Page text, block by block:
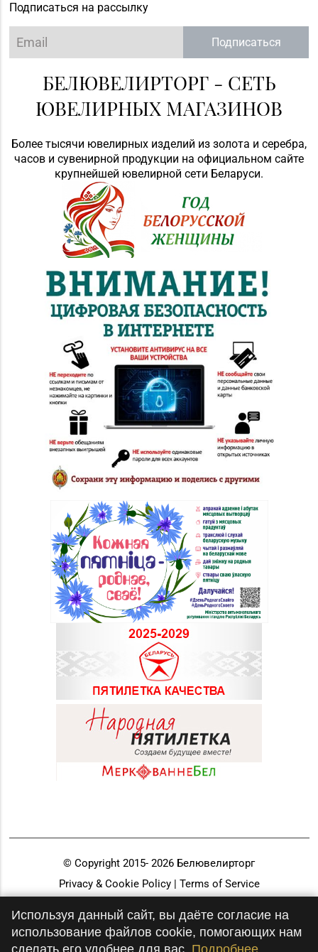
Подписаться на рассылку
Подписаться
БЕЛЮВЕЛИРТОРГ - СЕТЬ
ЮВЕЛИРНЫХ МАГАЗИНОВ
Более тысячи ювелирных изделий из золота и серебра,
часов и сувенирной продукции на официальном сайте
крупнейшей ювелирной сети Беларуси.
© Copyright 2015- 2026 Белювелирторг
Privacy & Cookie Policy | Terms of Service
Используя данный сайт, вы даёте согласие на
использование файлов cookie, помогающих нам
сделать его удобнее для вас. Подробнее